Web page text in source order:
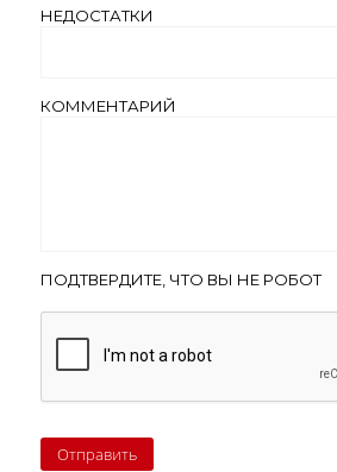
НЕДОСТАТКИ
КОММЕНТАРИЙ
ПОДТВЕРДИТЕ, ЧТО ВЫ НЕ РОБОТ